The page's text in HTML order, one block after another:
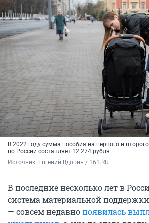
В 2022 году сумма пособия на первого и
по России составляет 12 274 рубля
Источник: Евгений Вдовин / 161.RU
В последние несколько лет в
система материальной
— совсем недавнопоявилась